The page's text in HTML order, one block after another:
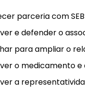
parceria com
e defender o
para ampliar o
o medicamento
a